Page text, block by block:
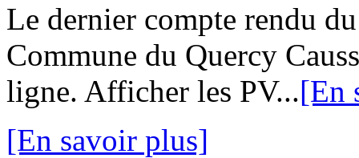
Le dernier compte rendu
Commune du Quercy
ligne. Afficher les PV...[En
[En savoir plus]